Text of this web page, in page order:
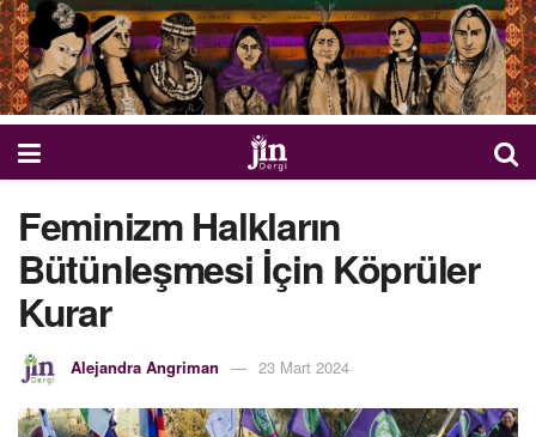
Feminizm Halkların
Bütünleşmesi İçin Köprüler
Kurar
Alejandra Angriman 23 Mart 2024